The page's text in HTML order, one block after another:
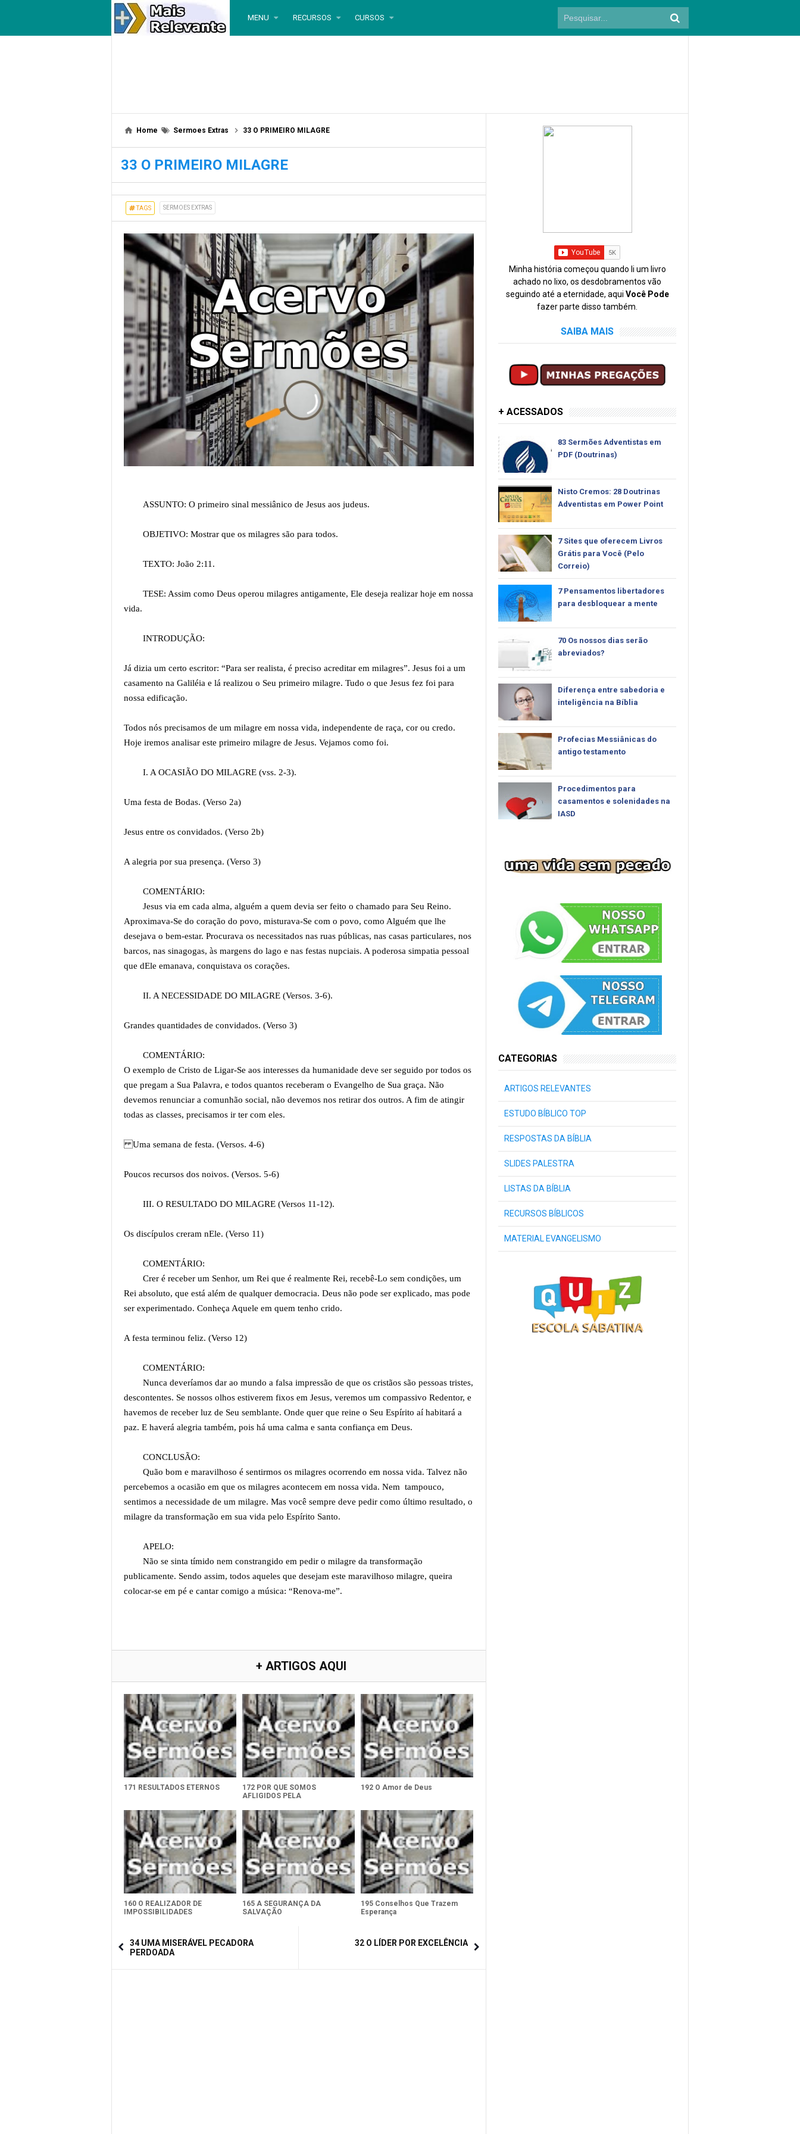
MENU RECURSOS CURSOS
Home Sermoes Extras 33 O PRIMEIRO MILAGRE
33 O PRIMEIRO MILAGRE
TAGS SERMOES EXTRAS
ASSUNTO: O primeiro sinal messiânico de Jesus aos judeus.
OBJETIVO: Mostrar que os milagres são para todos.
TEXTO: João 2:11.
TESE: Assim como Deus operou milagres antigamente, Ele deseja realizar hoje em nossa
vida.
INTRODUÇÃO:
Já dizia um certo escritor: “Para ser realista, é preciso acreditar em milagres”. Jesus foi a um
casamento na Galiléia e lá realizou o Seu primeiro milagre. Tudo o que Jesus fez foi para
nossa edificação.
Todos nós precisamos de um milagre em nossa vida, independente de raça, cor ou credo.
Hoje iremos analisar este primeiro milagre de Jesus. Vejamos como foi.
I. A OCASIÃO DO MILAGRE (vss. 2-3).
Uma festa de Bodas. (Verso 2a)
Jesus entre os convidados. (Verso 2b)
A alegria por sua presença. (Verso 3)
COMENTÁRIO:
Jesus via em cada alma, alguém a quem devia ser feito o chamado para Seu Reino.
Aproximava-Se do coração do povo, misturava-Se com o povo, como Alguém que lhe
desejava o bem-estar. Procurava os necessitados nas ruas públicas, nas casas particulares, nos
barcos, nas sinagogas, às margens do lago e nas festas nupciais. A poderosa simpatia pessoal
que dEle emanava, conquistava os corações.
II. A NECESSIDADE DO MILAGRE (Versos. 3-6).
Grandes quantidades de convidados. (Verso 3)
COMENTÁRIO:
O exemplo de Cristo de Ligar-Se aos interesses da humanidade deve ser seguido por todos os
que pregam a Sua Palavra, e todos quantos receberam o Evangelho de Sua graça. Não
devemos renunciar a comunhão social, não devemos nos retirar dos outros. A fim de atingir
todas as classes, precisamos ir ter com eles.
Uma semana de festa. (Versos. 4-6)
Poucos recursos dos noivos. (Versos. 5-6)
III. O RESULTADO DO MILAGRE (Versos 11-12).
Os discípulos creram nEle. (Verso 11)
COMENTÁRIO:
Crer é receber um Senhor, um Rei que é realmente Rei, recebê-Lo sem condições, um
Rei absoluto, que está além de qualquer democracia. Deus não pode ser explicado, mas pode
ser experimentado. Conheça Aquele em quem tenho crido.
A festa terminou feliz. (Verso 12)
COMENTÁRIO:
Nunca deveríamos dar ao mundo a falsa impressão de que os cristãos são pessoas tristes,
descontentes. Se nossos olhos estiverem fixos em Jesus, veremos um compassivo Redentor, e
havemos de receber luz de Seu semblante. Onde quer que reine o Seu Espírito aí habitará a
paz. E haverá alegria também, pois há uma calma e santa confiança em Deus.
CONCLUSÃO:
Quão bom e maravilhoso é sentirmos os milagres ocorrendo em nossa vida. Talvez não
percebemos a ocasião em que os milagres acontecem em nossa vida. Nem tampouco,
sentimos a necessidade de um milagre. Mas você sempre deve pedir como último resultado, o
milagre da transformação em sua vida pelo Espírito Santo.
APELO:
Não se sinta tímido nem constrangido em pedir o milagre da transformação
publicamente. Sendo assim, todos aqueles que desejam este maravilhoso milagre, queira
colocar-se em pé e cantar comigo a música: “Renova-me”.
+ ARTIGOS AQUI
171 RESULTADOS ETERNOS
172 POR QUE SOMOS
AFLIGIDOS PELA
192 O Amor de Deus
160 O REALIZADOR DE
IMPOSSIBILIDADES
165 A SEGURANÇA DA
SALVAÇÃO
195 Conselhos Que Trazem
Esperança
34 UMA MISERÁVEL PECADORA
PERDOADA
32 O LÍDER POR EXCELÊNCIA
Minha história começou quando li um livro
achado no lixo, os desdobramentos vão
seguindo até a eternidade, aqui Você Pode
fazer parte disso também.
SAIBA MAIS
+ ACESSADOS
83 Sermões Adventistas em
PDF (Doutrinas)
Nisto Cremos: 28 Doutrinas
Adventistas em Power Point
7 Sites que oferecem Livros
Grátis para Você (Pelo
Correio)
7 Pensamentos libertadores
para desbloquear a mente
70 Os nossos dias serão
abreviados?
Diferença entre sabedoria e
inteligência na Bíblia
Profecias Messiânicas do
antigo testamento
Procedimentos para
casamentos e solenidades na
IASD
CATEGORIAS
ARTIGOS RELEVANTES
ESTUDO BÍBLICO TOP
RESPOSTAS DA BÍBLIA
SLIDES PALESTRA
LISTAS DA BÍBLIA
RECURSOS BÍBLICOS
MATERIAL EVANGELISMO